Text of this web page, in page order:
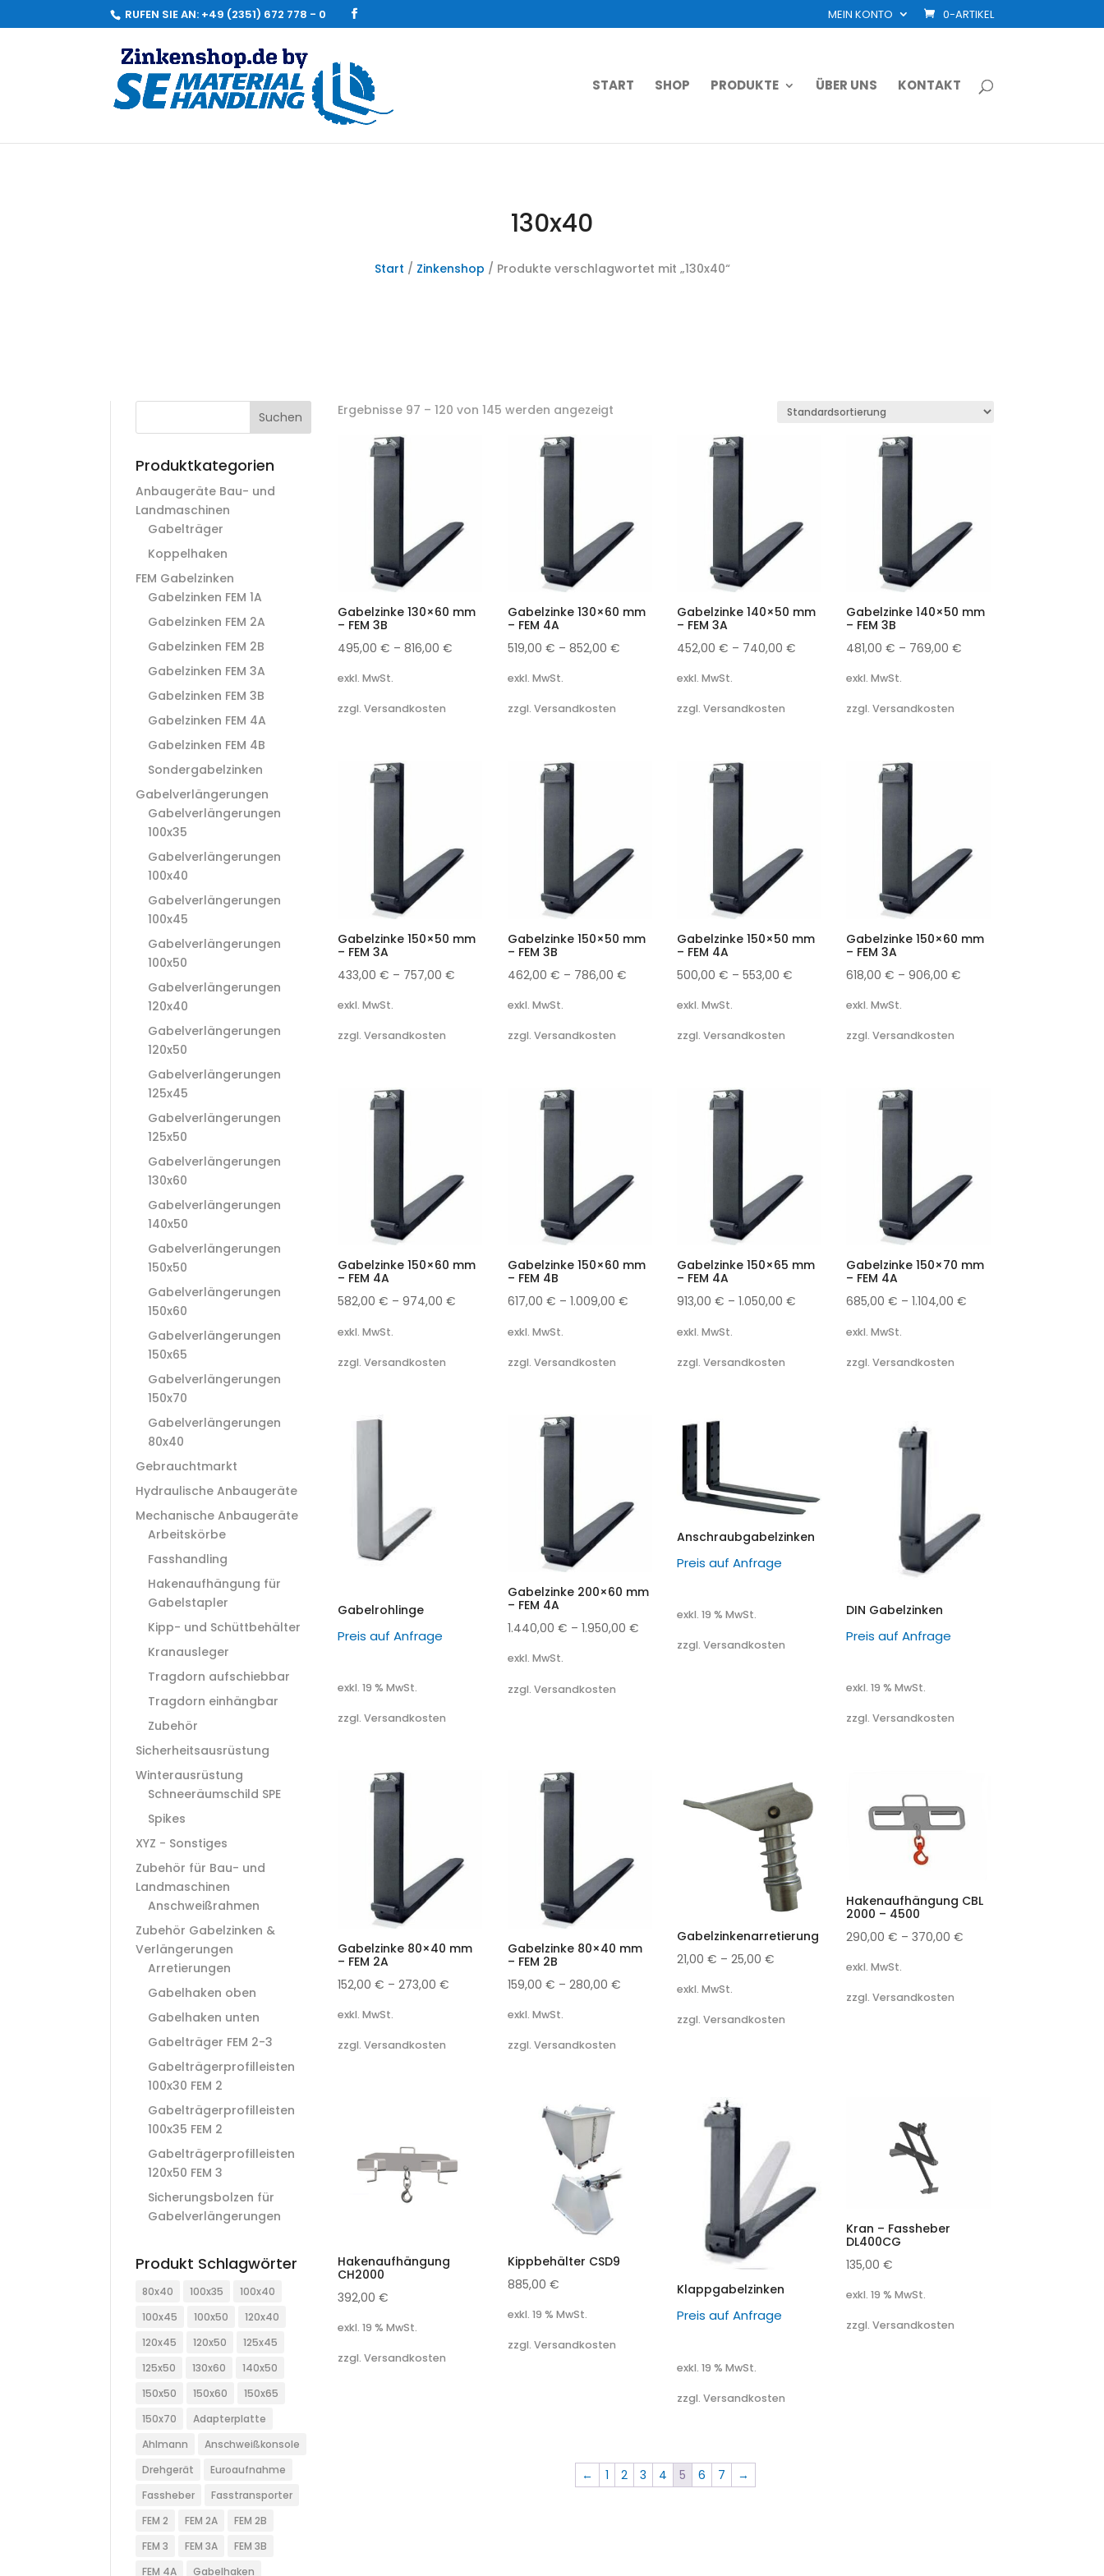
RUFEN SIE AN: +49 (2351) 672 778 - 0 MEIN KONTO 0-ARTIKEL
START SHOP PRODUKTE ÜBER UNS KONTAKT
130x40
Start / Zinkenshop / Produkte verschlagwortet mit „130x40“
Suchen
Produktkategorien
Anbaugeräte Bau- und
Landmaschinen
Gabelträger
Koppelhaken
FEM Gabelzinken
Gabelzinken FEM 1A
Gabelzinken FEM 2A
Gabelzinken FEM 2B
Gabelzinken FEM 3A
Gabelzinken FEM 3B
Gabelzinken FEM 4A
Gabelzinken FEM 4B
Sondergabelzinken
Gabelverlängerungen
Gabelverlängerungen
100x35
Gabelverlängerungen
100x40
Gabelverlängerungen
100x45
Gabelverlängerungen
100x50
Gabelverlängerungen
120x40
Gabelverlängerungen
120x50
Gabelverlängerungen
125x45
Gabelverlängerungen
125x50
Gabelverlängerungen
130x60
Gabelverlängerungen
140x50
Gabelverlängerungen
150x50
Gabelverlängerungen
150x60
Gabelverlängerungen
150x65
Gabelverlängerungen
150x70
Gabelverlängerungen
80x40
Gebrauchtmarkt
Hydraulische Anbaugeräte
Mechanische Anbaugeräte
Arbeitskörbe
Fasshandling
Hakenaufhängung für
Gabelstapler
Kipp- und Schüttbehälter
Kranausleger
Tragdorn aufschiebbar
Tragdorn einhängbar
Zubehör
Sicherheitsausrüstung
Winterausrüstung
Schneeräumschild SPE
Spikes
XYZ - Sonstiges
Zubehör für Bau- und
Landmaschinen
Anschweißrahmen
Zubehör Gabelzinken &
Verlängerungen
Arretierungen
Gabelhaken oben
Gabelhaken unten
Gabelträger FEM 2-3
Gabelträgerprofilleisten
100x30 FEM 2
Gabelträgerprofilleisten
100x35 FEM 2
Gabelträgerprofilleisten
120x50 FEM 3
Sicherungsbolzen für
Gabelverlängerungen
Produkt Schlagwörter
80x40 100x35
100x40
100x45
100x50
120x40
120x45
120x50
125x45
125x50
130x60
140x50
150x50
150x60
150x65
150x70
Adapterplatte
Ahlmann
Anschweißkonsole
Drehgerät
Euroaufnahme
Fassheber
Fasstransporter
FEM 2
FEM 2A
FEM 2B
FEM 3
FEM 3A
FEM 3B
FEM 4A
Gabelhaken
Ergebnisse 97 – 120 von 145 werden angezeigt
Gabelzinke 130×60 mm
– FEM 3B
495,00€ –816,00€
exkl. MwSt.
zzgl. Versandkosten
Gabelzinke 130×60 mm
– FEM 4A
519,00 € – 852,00 €
exkl. MwSt.
zzgl. Versandkosten
Gabelzinke 140×50 mm
– FEM 3A
452,00 € – 740,00 €
exkl. MwSt.
zzgl. Versandkosten
Gabelzinke 140×50 mm
– FEM 3B
481,00€ – 769,00€
exkl. MwSt.
zzgl. Versandkosten
Gabelzinke 150×50 mm
– FEM 3A
433,00€ – 757,00€
exkl. MwSt.
zzgl. Versandkosten
Gabelzinke 150×50 mm
– FEM 3B
462,00 € – 786,00 €
exkl. MwSt.
zzgl. Versandkosten
Gabelzinke 150×50 mm
– FEM 4A
500,00 € – 553,00 €
exkl. MwSt.
zzgl. Versandkosten
Gabelzinke 150×60 mm
– FEM 3A
618,00€ –906,00€
exkl. MwSt.
zzgl. Versandkosten
Gabelzinke 150×60 mm
– FEM 4A
582,00€ –974,00€
exkl. MwSt.
zzgl. Versandkosten
Gabelzinke 150×60 mm
– FEM 4B
617,00 € – 1.009,00 €
exkl. MwSt.
zzgl. Versandkosten
Gabelzinke 150×65 mm
– FEM 4A
913,00 € – 1.050,00 €
exkl. MwSt.
zzgl. Versandkosten
Gabelzinke 150×70 mm
– FEM 4A
685,00€ –1.104,00€
exkl. MwSt.
zzgl. Versandkosten
Gabelrohlinge
Preis auf Anfrage
exkl. 19 % MwSt.
zzgl. Versandkosten
Gabelzinke 200×60 mm
– FEM 4A
1.440,00 € – 1.950,00 €
exkl. MwSt.
zzgl. Versandkosten
Anschraubgabelzinken
Preis auf Anfrage
exkl. 19 % MwSt.
zzgl. Versandkosten
DIN Gabelzinken
Preis auf Anfrage
exkl. 19 % MwSt.
zzgl. Versandkosten
Gabelzinke 80×40 mm
– FEM 2A
152,00€ –273,00€
exkl. MwSt.
zzgl. Versandkosten
Gabelzinke 80×40 mm
– FEM 2B
159,00 € – 280,00 €
exkl. MwSt.
zzgl. Versandkosten
Gabelzinkenarretierung
21,00 € – 25,00 €
exkl. MwSt.
zzgl. Versandkosten
Hakenaufhängung CBL
2000 – 4500
290,00€ –370,00€
exkl. MwSt.
zzgl. Versandkosten
Hakenaufhängung
CH2000
392,00€
exkl. 19 % MwSt.
zzgl. Versandkosten
Kippbehälter CSD9
885,00 €
exkl. 19 % MwSt.
zzgl. Versandkosten
Klappgabelzinken
Preis auf Anfrage
exkl. 19 % MwSt.
zzgl. Versandkosten
Kran – Fassheber
DL400CG
135,00€
exkl. 19 % MwSt.
zzgl. Versandkosten
← 1 2 3 4 5 6 7 →